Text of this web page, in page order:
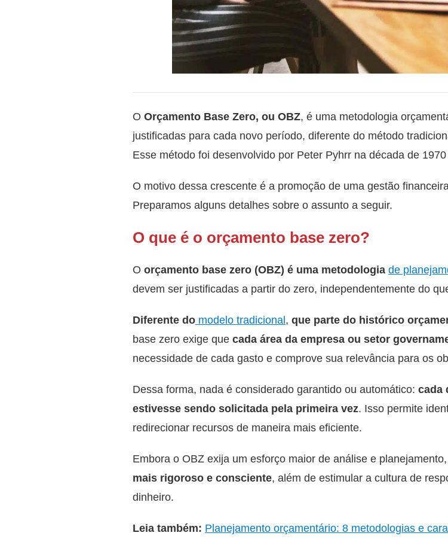
O Orçamento Base Zero, ou OBZ, é uma metodologia
justificadas para cada novo período, diferente do método
Esse método foi desenvolvido por Peter Pyhrr na década de
O motivo dessa crescente é a promoção de uma gestão
Preparamos alguns detalhes sobre o assunto a seguir.
O que é o orçamento base zero?
O orçamento base zero (OBZ) é uma metodologia de
devem ser justificadas a partir do zero, independentemente do
Diferente do modelo tradicional, que parte do histórico
base zero exige que cada área da empresa ou setor
necessidade de cada gasto e comprove sua relevância para os
Dessa forma, nada é considerado garantido ou automático: cada
estivesse sendo solicitada pela primeira vez. Isso permite
redirecionar recursos de maneira mais eficiente.
Embora o OBZ exija um esforço maior de análise e planejamento,
mais rigoroso e consciente, além de estimular a cultura de
dinheiro.
Leia também: Planejamento orçamentário: 8 metodologias e